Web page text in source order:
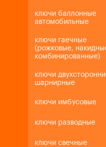
ключи баллонные
автомобильные
ключи гаечные
(рожковые,
комбинированные)
ключи
шарнирные
ключи имбусовые
ключи разводные
ключи свечные